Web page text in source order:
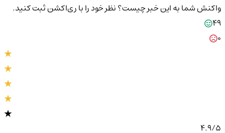
واکنش شما به این خبر چیست؟نظر خود را با ری‌اکشن ثبت کنید.
49
4.9/5